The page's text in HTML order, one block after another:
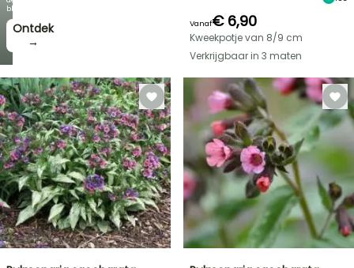
bloei!
Ontdek
→
Vanaf€ 6,90
Kweekpotje van 8/9 cm
Verkrijgbaar in 3 maten